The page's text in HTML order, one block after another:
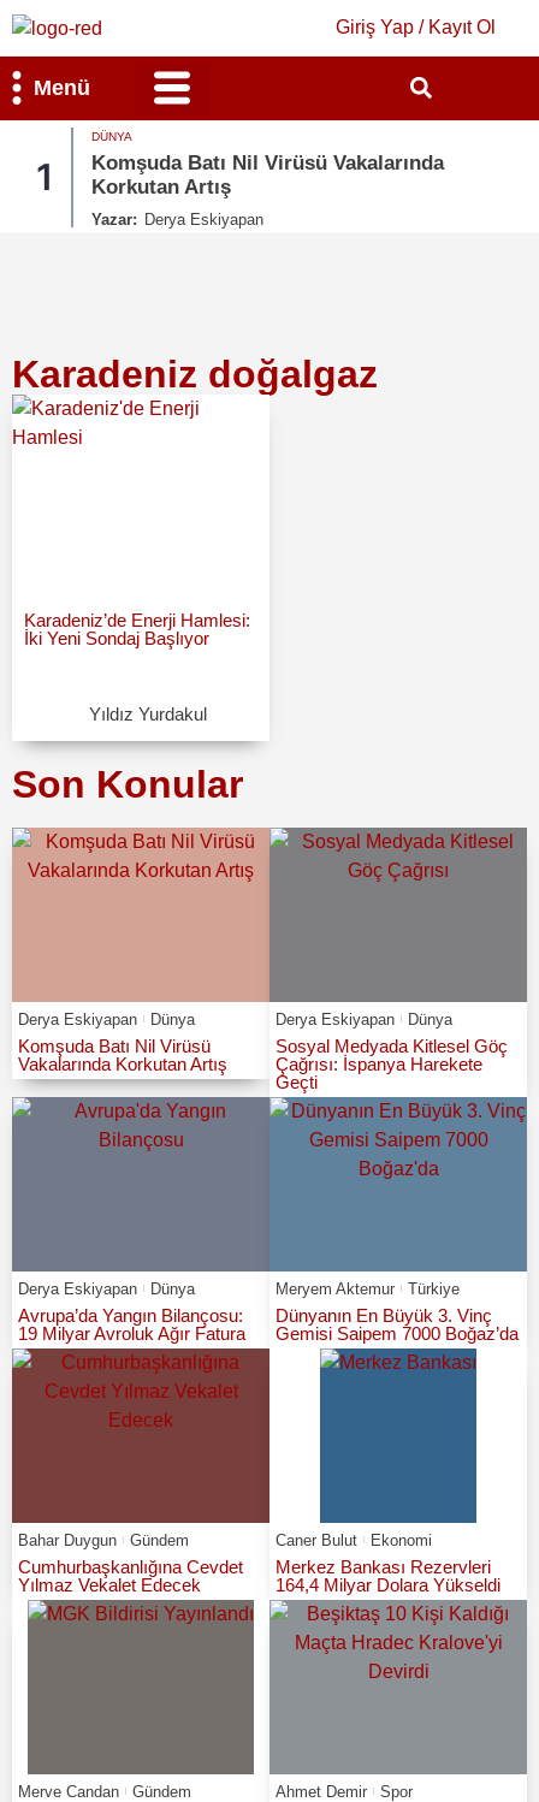
Giriş Yap / Kayıt Ol
Menü
1
DÜNYA
Komşuda Batı Nil Virüsü Vakalarında
Korkutan Artış
Yazar: Derya Eskiyapan
Karadeniz doğalgaz
Karadeniz’de Enerji Hamlesi:
İki Yeni Sondaj Başlıyor
Yıldız Yurdakul
Son Konular
Derya Eskiyapan Dünya
Komşuda Batı Nil Virüsü
Vakalarında Korkutan Artış
Derya Eskiyapan Dünya
Sosyal Medyada Kitlesel Göç
Çağrısı: İspanya Harekete
Geçti
Derya Eskiyapan Dünya
Avrupa’da Yangın Bilançosu:
19 Milyar Avroluk Ağır Fatura
Meryem Aktemur Türkiye
Dünyanın En Büyük 3. Vinç
Gemisi Saipem 7000 Boğaz’da
Bahar Duygun Gündem
Cumhurbaşkanlığına Cevdet
Yılmaz Vekalet Edecek
Caner Bulut Ekonomi
Merkez Bankası Rezervleri
164,4 Milyar Dolara Yükseldi
Merve Candan Gündem Ahmet Demir Spor